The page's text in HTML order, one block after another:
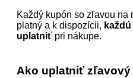
Každý kupón so zľavou na
platný a k dispozícii,
uplatniť pri nákupe.
Ako uplatniť zľavový